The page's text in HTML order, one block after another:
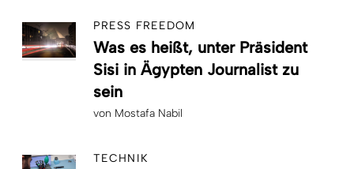
PRESS FREEDOM
Was es heißt, unter Präsident
Sisi in Ägypten Journalist zu
sein
von Mostafa Nabil
TECHNIK